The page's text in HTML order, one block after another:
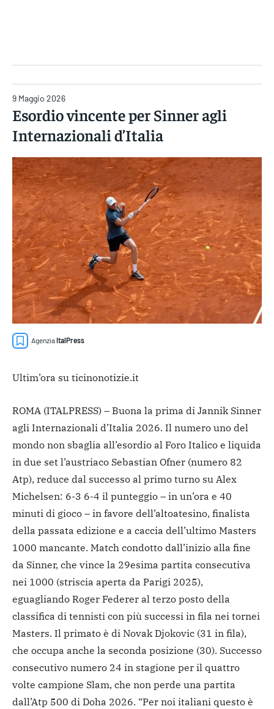
9 Maggio 2026
Esordio vincente per Sinner agli
Internazionali d’Italia
AgenziaItalPress
Ultim’ora su ticinonotizie.it
ROMA (ITALPRESS) – Buona la prima di Jannik Sinner
agli Internazionali d’Italia 2026. Il numero uno del
mondo non sbaglia all’esordio al Foro Italico e liquida
in due set l’austriaco Sebastian Ofner (numero 82
Atp), reduce dal successo al primo turno su Alex
Michelsen: 6-3 6-4 il punteggio – in un’ora e 40
minuti di gioco – in favore dell’altoatesino, finalista
della passata edizione e a caccia dell’ultimo Masters
1000 mancante. Match condotto dall’inizio alla fine
da Sinner, che vince la 29esima partita consecutiva
nei 1000 (striscia aperta da Parigi 2025),
eguagliando Roger Federer al terzo posto della
classifica di tennisti con più successi in fila nei tornei
Masters. Il primato è di Novak Djokovic (31 in fila),
che occupa anche la seconda posizione (30). Successo
consecutivo numero 24 in stagione per il quattro
volte campione Slam, che non perde una partita
dall’Atp 500 di Doha 2026. “Per noi italiani questo è